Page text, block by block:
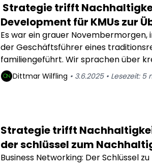
Strategie trifft
Development für KMUs zur
Es war ein grauer Novembermorgen,
der Geschäftsführer eines
familiengeführt. Wir sprachen über
Märkte. Er sah mich lange an und
wegen Performance, nicht wegen
Dittmar Wilfling • 3.6.2025• Lesezeit: 5
Strategie trifft
der schlüssel zum
Business Networking: Der Schlüssel